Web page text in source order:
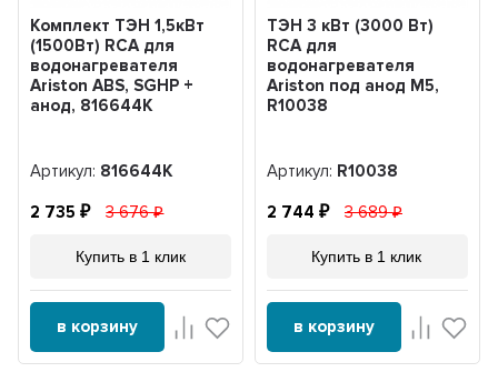
Комплект ТЭН 1,5кВт
(1500Вт) RCA для
водонагревателя
Ariston ABS, SGHP +
анод, 816644К
Артикул: 816644К
2 735 3 676
Купить в 1 клик
в корзину
ТЭН 3 кВт (3000 Вт)
RCA для
водонагревателя
Ariston под анод М5,
R10038
Артикул: R10038
2 744 3 689
Купить в 1 клик
в корзину